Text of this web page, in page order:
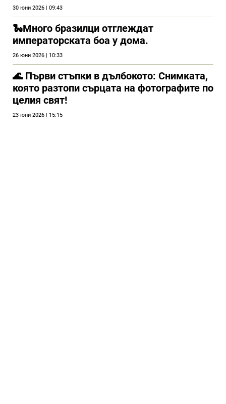
30 юни 2026 | 09:43
🐍Много бразилци отглеждат
императорската боа у дома.
26 юни 2026 | 10:33
🌊 Първи стъпки в дълбокото: Снимката,
която разтопи сърцата на фотографите по
целия свят!
23 юни 2026 | 15:15